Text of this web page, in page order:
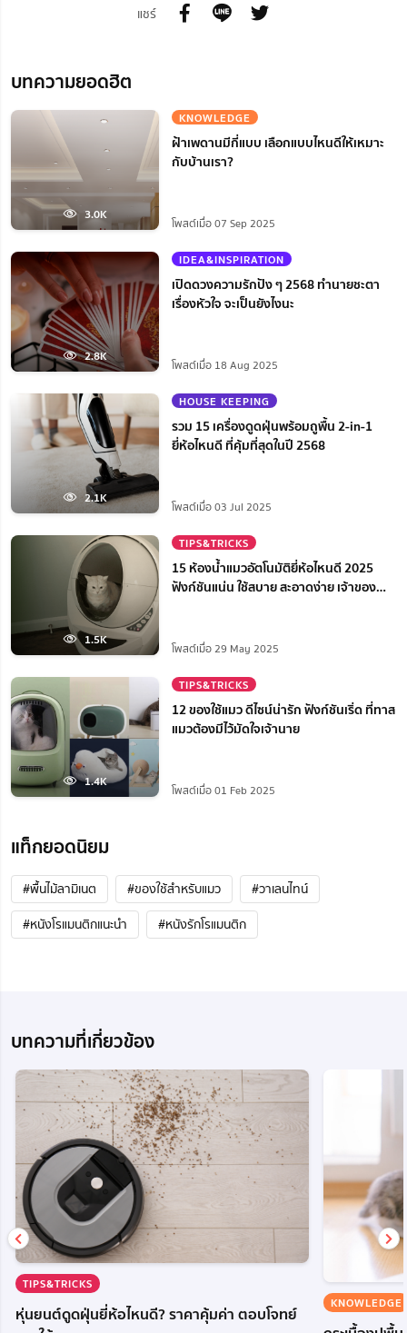
แชร์
บทความยอดฮิต
3.0K
KNOWLEDGE
ฝ้าเพดานมีกี่แบบ เลือกแบบไหนดีให้เหมาะ
กับบ้านเรา?
โพสต์เมื่อ 07 Sep 2025
2.8K
IDEA&INSPIRATION
เปิดดวงความรักปัง ๆ 2568 ทำนายชะตา
เรื่องหัวใจ จะเป็นยังไงนะ
โพสต์เมื่อ 18 Aug 2025
2.1K
HOUSE KEEPING
รวม 15 เครื่องดูดฝุ่นพร้อมถูพื้น 2-in-1
ยี่ห้อไหนดี ที่คุ้มที่สุดในปี 2568
โพสต์เมื่อ 03 Jul 2025
1.5K
TIPS&TRICKS
15 ห้องน้ำแมวอัตโนมัติยี่ห้อไหนดี 2025
ฟังก์ชันแน่น ใช้สบาย สะอาดง่าย เจ้าของ
โพสต์เมื่อ 29 May 2025
1.4K
TIPS&TRICKS
12 ของใช้แมว ดีไซน์น่ารัก ฟังก์ชันเริ่ด ที่ทาส
แมวต้องมีไว้มัดใจเจ้านาย
โพสต์เมื่อ 01 Feb 2025
แท็กยอดนิยม
#พื้นไม้ลามิเนต #ของใช้สำหรับแมว
#วาเลนไทน์
#หนังโรแมนติกแนะนํา
#หนังรักโรแมนติก
บทความที่เกี่ยวข้อง
TIPS&TRICKS
หุ่นยนต์ดูดฝุ่นยี่ห้อไหนดี? ราคาคุ้มค่า ตอบโจทย์
KNOWLEDGE